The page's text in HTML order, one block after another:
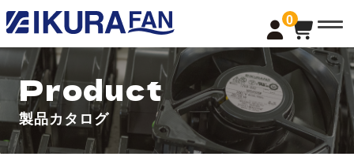
0
t
o
g
l
e
a
v
i
g
a
Product
製品カタログ